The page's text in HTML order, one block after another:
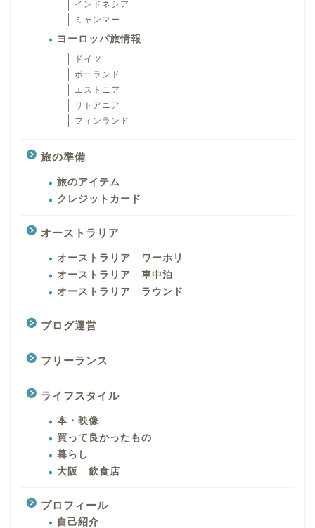
インドネシア
ミャンマー
ヨーロッパ旅情報
ドイツ
ポーランド
エストニア
リトアニア
フィンランド
旅の準備
旅のアイテム
クレジットカード
オーストラリア
オーストラリア ワーホリ
オーストラリア 車中泊
オーストラリア ラウンド
ブログ運営
フリーランス
ライフスタイル
本・映像
買って良かったもの
暮らし
大阪 飲食店
プロフィール
自己紹介